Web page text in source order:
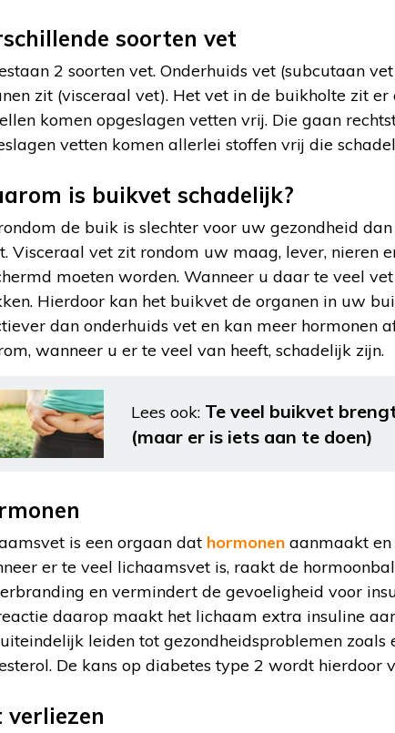
soorten vet
2 soorten vet. Onderhuids vet (subcutaan
zit (visceraal vet). Het vet in de buikholte zit
komen opgeslagen vetten vrij. Die gaan
vetten komen allerlei stoffen vrij die
is buikvet schadelijk?
de buik is slechter voor uw gezondheid
Visceraal vet zit rondom uw maag, lever, nieren
moeten worden. Wanneer u daar te veel
Hierdoor kan het buikvet de organen in uw
dan onderhuids vet en kan meer hormonen
wanneer u er te veel van heeft, schadelijk zijn.
Lees ook: Te veel buikvet
(maar er is iets aan te doen)
is een orgaan dat hormonen aanmaakt en
er te veel lichaamsvet is, raakt de
en vermindert de gevoeligheid voor
daarop maakt het lichaam extra insuline
leiden tot gezondheidsproblemen zoals
De kans op diabetes type 2 wordt hierdoor
verliezen